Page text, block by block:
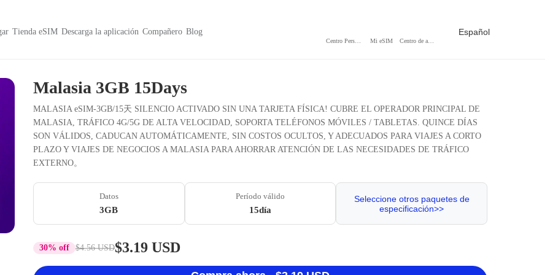
Tienda eSIM Descarga la aplicación Compañero Blog
Mi eSIM
Español
Malasia 3GB 15Days
MALASIA eSIM-3GB/15天 SILENCIO ACTIVADO SIN UNA TARJETA FÍSICA! CUBRE EL OPERADOR PRINCIPAL DE
MALASIA, TRÁFICO 4G/5G DE ALTA VELOCIDAD, SOPORTA TELÉFONOS MÓVILES / TABLETAS. QUINCE DÍAS
SON VÁLIDOS, CADUCAN AUTOMÁTICAMENTE, SIN COSTOS OCULTOS, Y ADECUADOS PARA VIAJES A CORTO
PLAZO Y VIAJES DE NEGOCIOS A MALASIA PARA AHORRAR ATENCIÓN DE LAS NECESIDADES DE TRÁFICO
EXTERNO。
Datos
3GB
Período válido
15día
Seleccione otros paquetes de
especificación>>
30% off $4.56 USD$3.19 USD